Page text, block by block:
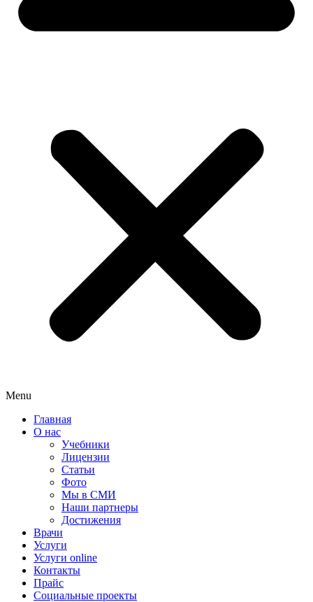
Menu
Главная
О нас
Учебники
Лицензии
Статьи
Фото
Мы в СМИ
Наши партнеры
Достижения
Врачи
Услуги
Услуги online
Контакты
Прайс
Социальные проекты